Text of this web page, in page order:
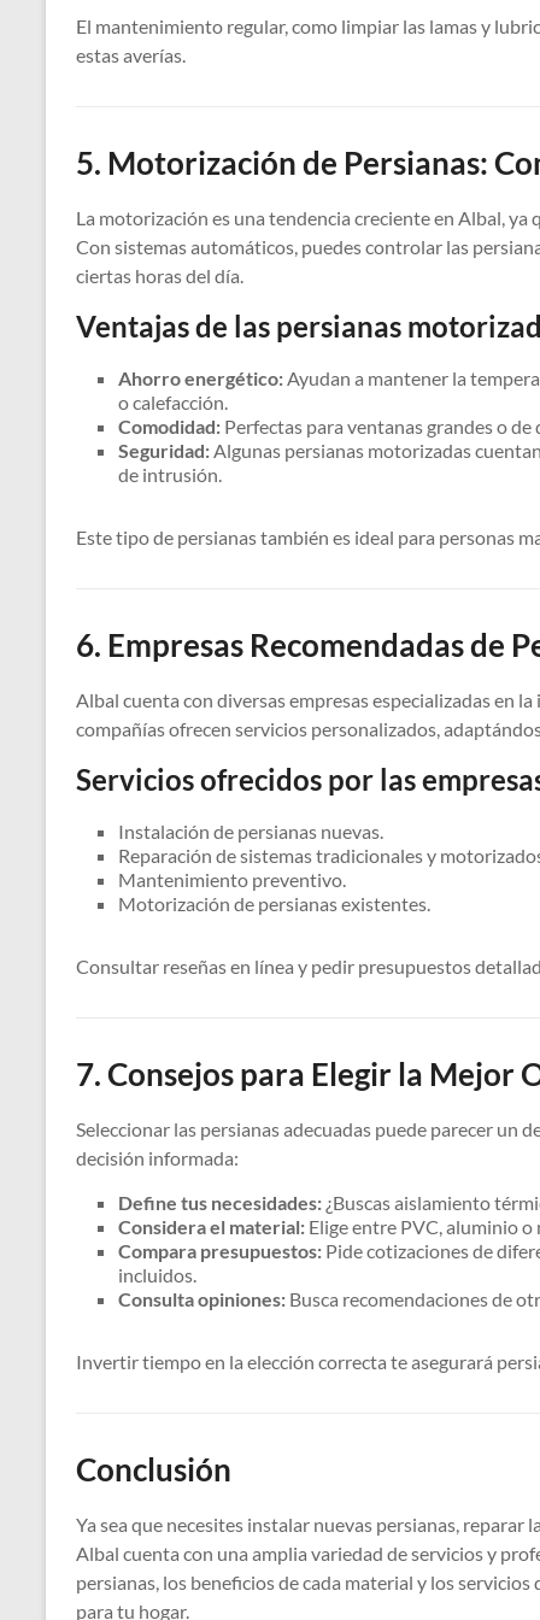
El mantenimiento regular, como limpiar las lamas y
estas averías.
5. Motorización de Persianas:
La motorización es una tendencia creciente en Albal,
Con sistemas automáticos, puedes controlar las
ciertas horas del día.
Ventajas de las persianas
Ahorro energético:Ayudan a mantener la
o calefacción.
Comodidad: Perfectas para ventanas grandes o de
Seguridad:Algunas persianas motorizadas
de intrusión.
Este tipo de persianas también es ideal para personas
6. Empresas Recomendadas de
Albal cuenta con diversas empresas especializadas en
compañías ofrecen servicios personalizados,
Servicios ofrecidos por las
Instalación de persianas nuevas.
Reparación de sistemas tradicionales y
Mantenimiento preventivo.
Motorización de persianas existentes.
Consultar reseñas en línea y pedir presupuestos
7. Consejos para Elegir la Mejor
Seleccionar las persianas adecuadas puede parecer un
decisión informada:
Define tus necesidades: ¿Buscas aislamiento
Considera el material: Elige entre PVC, aluminio
Compara presupuestos: Pide cotizaciones de
incluidos.
Consulta opiniones: Busca recomendaciones de
Invertir tiempo en la elección correcta te asegurará
Conclusión
Ya sea que necesites instalar nuevas persianas,
Albal cuenta con una amplia variedad de servicios y
persianas, los beneficios de cada material y los
para tu hogar.